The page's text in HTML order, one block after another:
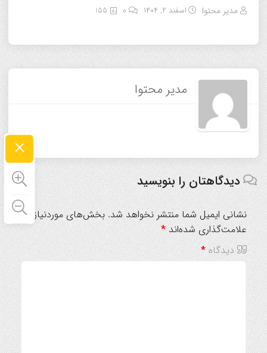
مدیر محتوا اسفند ۲, ۱۴۰۴ 155
مدیر محتوا
دیدگاهتان را بنویسید
نشانی ایمیل شما منتشر نخواهد شد. بخش‌های موردنیاز
علامت‌گذاری شده‌اند*
دیدگاه*
×